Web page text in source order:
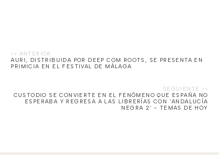
AURI, DISTRIBUIDA POR DEEP COM ROOTS, SE PRESENTA EN
PRIMICIA EN EL FESTIVAL DE MÁLAGA
CUSTODIO SE CONVIERTE EN EL FENÓMENO QUE ESPAÑA NO
ESPERABA Y REGRESA A LAS LIBRERÍAS CON 'ANDALUCÍA
NEGRA 2' - TEMAS DE HOY